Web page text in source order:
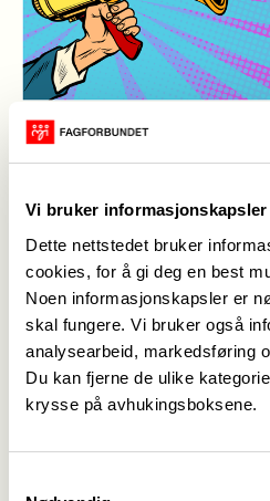
Vi bruker informasjonskapsler
Dette nettstedet bruker
cookies, for å gi deg en best
Noen informasjonskapsler er
skal fungere. Vi bruker også
analysearbeid, markedsføring
Du kan fjerne de ulike
krysse på avhukingsboksene.
megafon illustrasjon (Foto:
Sist oppdatert: 04. sep. 2023
Mandag 11. september er
kommunestyre- og
allerede forhåndsstemme
september.
Fagforbundet oppfordrer
bruke stemmeretten sin -